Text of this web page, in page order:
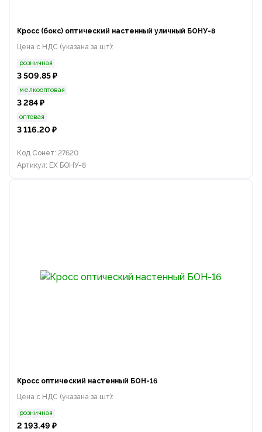
Кросс (бокс) оптический настенный уличный БОНУ-8
Цена с НДС (указана за шт):
розничная
3 509.85 ₽
мелкооптовая
3 284 ₽
оптовая
3 116.20 ₽
Код Сонет: 27620
Артикул: EX БОНУ-8
Кросс оптический настенный БОН-16
Цена с НДС (указана за шт):
розничная
2 193.49 ₽